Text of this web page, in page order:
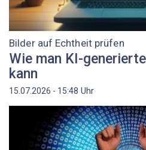
Bilder auf Echtheit prüfen
Wie man KI-
kann
15.07.2026 - 15:48 Uhr